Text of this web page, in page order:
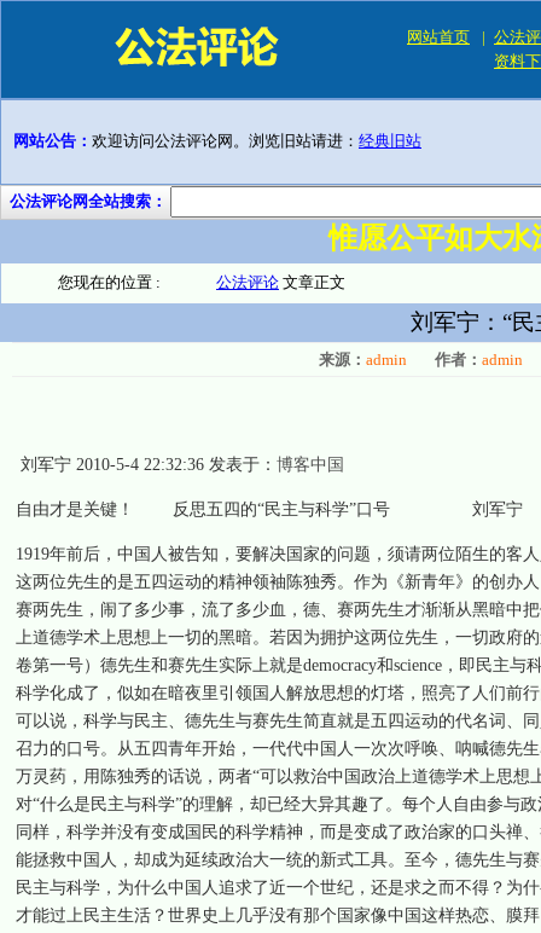
网站首页 | 公法
资料
网站公告： 欢迎访问公法评论网。浏览旧站请进： 经典旧站
公法评论网全站搜索：
惟愿公平如大
您现在的位置 : 公法评论 文章正文
刘军宁：“
来源： admin 作者： admin
刘军宁 2010-5-4 22:32:36 发表于： 博客中国
自由才是关键！ 反思五四的“民主与科学”口号 刘军宁
1919年前后，中国人被告知，要解决国家的问题，须请两位陌生的客
这两位先生的是五四运动的精神领袖陈独秀。作为《新青年》的创办
赛两先生，闹了多少事，流了多少血，德、赛两先生才渐渐从黑暗中
上道德学术上思想上一切的黑暗。若因为拥护这两位先生，一切政府
卷第一号）德先生和赛先生实际上就是democracy和science，即民主
科学化成了，似如在暗夜里引领国人解放思想的灯塔，照亮了人们前
可以说，科学与民主、德先生与赛先生简直就是五四运动的代名词、
召力的口号。从五四青年开始，一代代中国人一次次呼唤、呐喊德先
万灵药，用陈独秀的话说，两者“可以救治中国政治上道德学术上思
对“什么是民主与科学”的理解，却已经大异其趣了。每个人自由参与
同样，科学并没有变成国民的科学精神，而是变成了政治家的口头禅
能拯救中国人，却成为延续政治大一统的新式工具。至今，德先生与
民主与科学，为什么中国人追求了近一个世纪，还是求之而不得？为
才能过上民主生活？世界史上几乎没有那个国家像中国这样热恋、膜